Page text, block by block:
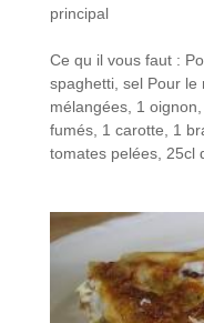
principal
Ce qu il vous faut :
spaghetti, sel Pour
mélangées, 1
fumés, 1 carotte, 1
tomates pelées, 25cl